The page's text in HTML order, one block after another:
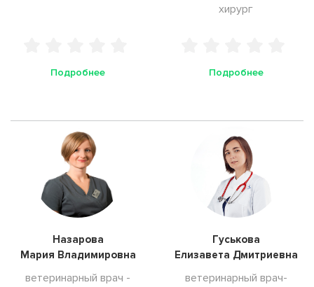
Подробнее
хирург
Подробнее
Назарова
Мария Владимировна
ветеринарный врач -
Гуськова
Елизавета Дмитриевна
ветеринарный врач-